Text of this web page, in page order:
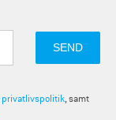
privatlivspolitik, samt